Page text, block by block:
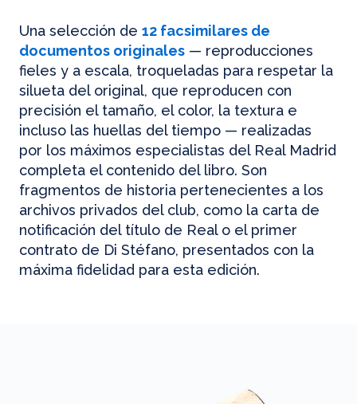
Una selección de 12 facsimilares de
documentos originales — reproducciones
fieles y a escala, troqueladas para respetar la
silueta del original, que reproducen con
precisión el tamaño, el color, la textura e
incluso las huellas del tiempo — realizadas
por los máximos especialistas del Real Madrid
completa el contenido del libro. Son
fragmentos de historia pertenecientes a los
archivos privados del club, como la carta de
notificación del título de Real o el primer
contrato de Di Stéfano, presentados con la
máxima fidelidad para esta edición.